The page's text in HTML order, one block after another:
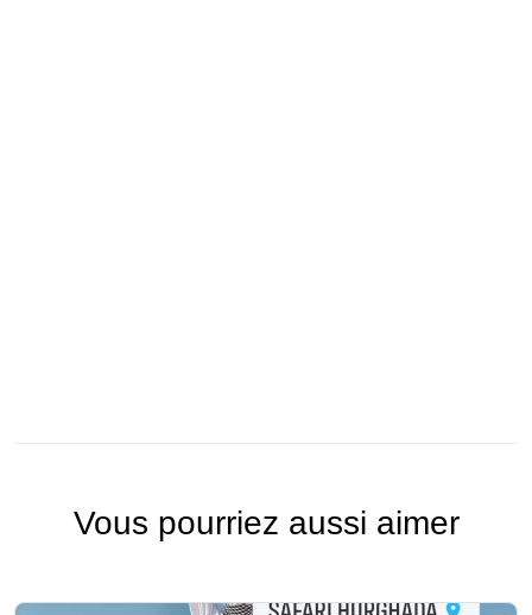
Vous pourriez aussi aimer